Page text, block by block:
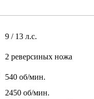
9 / 13 л.с.
2 реверсиных ножа
540 об/мин.
2450 об/мин.